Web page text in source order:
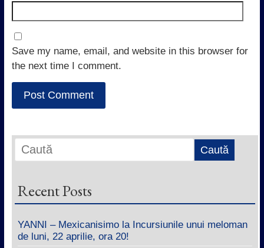
Save my name, email, and website in this browser for
the next time I comment.
Recent Posts
YANNI – Mexicanisimo la Incursiunile unui meloman
de luni, 22 aprilie, ora 20!